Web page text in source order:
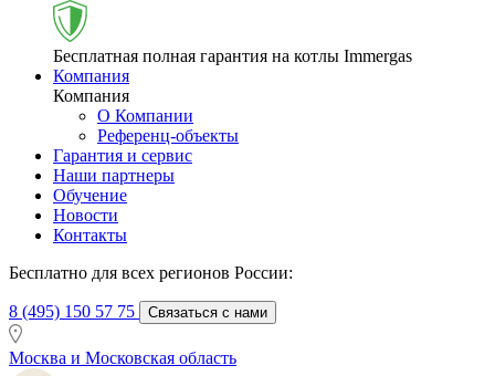
Бесплатная полная гарантия на котлы Immergas
Компания
Компания
О Компании
Референц-объекты
Гарантия и сервис
Наши партнеры
Обучение
Новости
Контакты
Бесплатно для всех регионов России:
8 (495) 150 57 75 Связаться с нами
Москва и Московская область